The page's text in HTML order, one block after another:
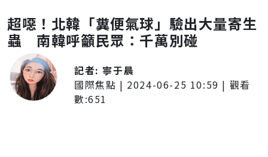
超噁！北韓「糞便氣球」驗出大量寄生
蟲 南韓呼籲民眾：千萬別碰
記者: 寧于晨
國際焦點 | 2024-06-25 10:59 | 觀看
數:651